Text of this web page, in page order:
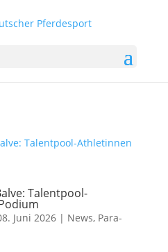
Talentpool-
Juni 2026| News, Para-